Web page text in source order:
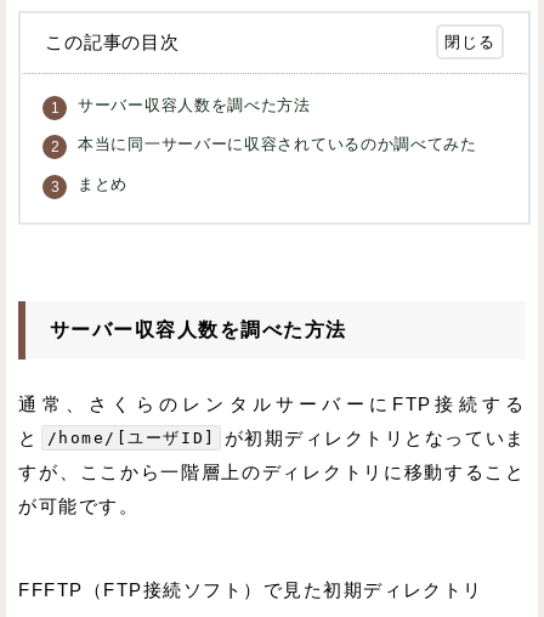
この記事の目次
サーバー収容人数を調べた方法
本当に同一サーバーに収容されているのか調べてみた
まとめ
サーバー収容人数を調べた方法
通常、さくらのレンタルサーバーにFTP接続する
と
/home/[ユーザID]
が初期ディレクトリとなっていま
すが、ここから一階層上のディレクトリに移動すること
が可能です。
FFFTP（FTP接続ソフト）で見た初期ディレクトリ